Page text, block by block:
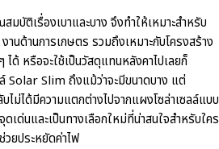
มบัติเรื่องเบาและบาง จึงทำให้เหมาะสำหรับ
านด้านการเกษตร รวมถึงเหมาะกับโครงสร้าง
ด้ หรือจะใช้เป็นวัสดุแทนหลังคาไปเลยก็
Solar Slim ถึงแม้ว่าจะมีขนาดบาง แต่
ม่ได้มีความแตกต่างไปจากแผงโซล่าเซลล์แบบ
เด่นและเป็นทางเลือกใหม่ที่น่าสนใจสำหรับใคร
วยประหยัดค่าไฟ